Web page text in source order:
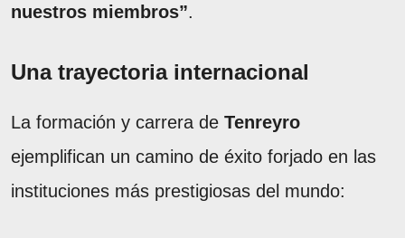
nuestros miembros”.
Una trayectoria internacional
La formación y carrera de Tenreyro
ejemplifican un camino de éxito forjado en las
instituciones más prestigiosas del mundo: